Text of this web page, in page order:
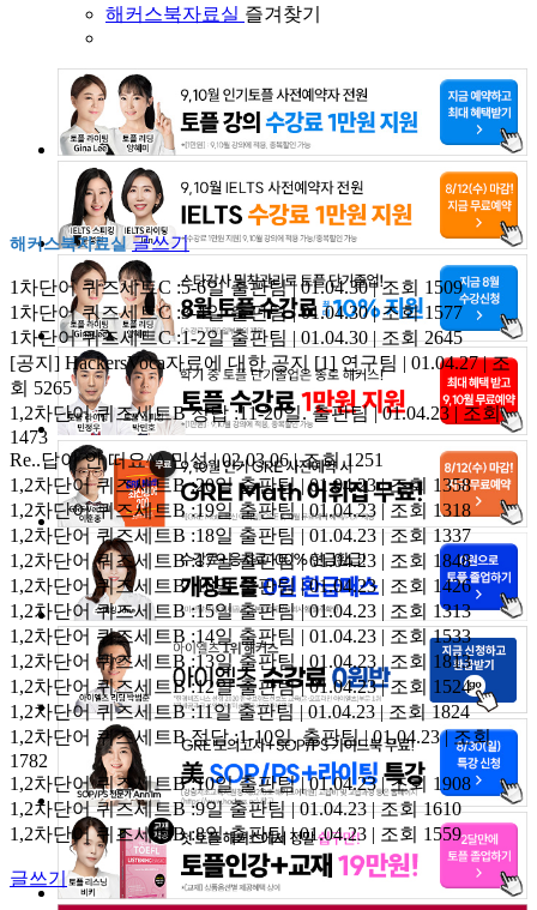
해커스북자료실 즐겨찾기
해커스북자료실 글쓰기
1차단어 퀴즈세트C :5-6일출판팀 | 01.04.30 | 조회 1509
1차단어 퀴즈세트C :3-4일출판팀 | 01.04.30 | 조회 1577
1차단어 퀴즈세트C :1-2일출판팀 | 01.04.30 | 조회 2645
[공지] HackersVoca자료에 대한 공지 [1] 연구팀 | 01.04.27 | 조
회 5265
1,2차단어 퀴즈세트B 정답 :11-20일.출판팀 | 01.04.23 | 조회
1473
Re..답이 안 떠요^^민성 | 02.03.06 | 조회 1251
1,2차단어 퀴즈세트B :20일 출판팀 | 01.04.23 | 조회 1358
1,2차단어 퀴즈세트B :19일출판팀 | 01.04.23 | 조회 1318
1,2차단어 퀴즈세트B :18일 출판팀 | 01.04.23 | 조회 1337
1,2차단어 퀴즈세트B :17일출판팀 | 01.04.23 | 조회 1848
1,2차단어 퀴즈세트B :16일출판팀 | 01.04.23 | 조회 1426
1,2차단어 퀴즈세트B :15일출판팀 | 01.04.23 | 조회 1313
1,2차단어 퀴즈세트B :14일 출판팀 | 01.04.23 | 조회 1533
1,2차단어 퀴즈세트B :13일출판팀 | 01.04.23 | 조회 1813
1,2차단어 퀴즈세트B :12일출판팀 | 01.04.23 | 조회 1524
1,2차단어 퀴즈세트B :11일출판팀 | 01.04.23 | 조회 1824
1,2차단어 퀴즈세트B 정답 :1-10일.출판팀 | 01.04.23 | 조회
1782
1,2차단어 퀴즈세트B :10일출판팀 | 01.04.23 | 조회 1908
1,2차단어 퀴즈세트B :9일출판팀 | 01.04.23 | 조회 1610
1,2차단어 퀴즈세트B :8일출판팀 | 01.04.23 | 조회 1559
글쓰기